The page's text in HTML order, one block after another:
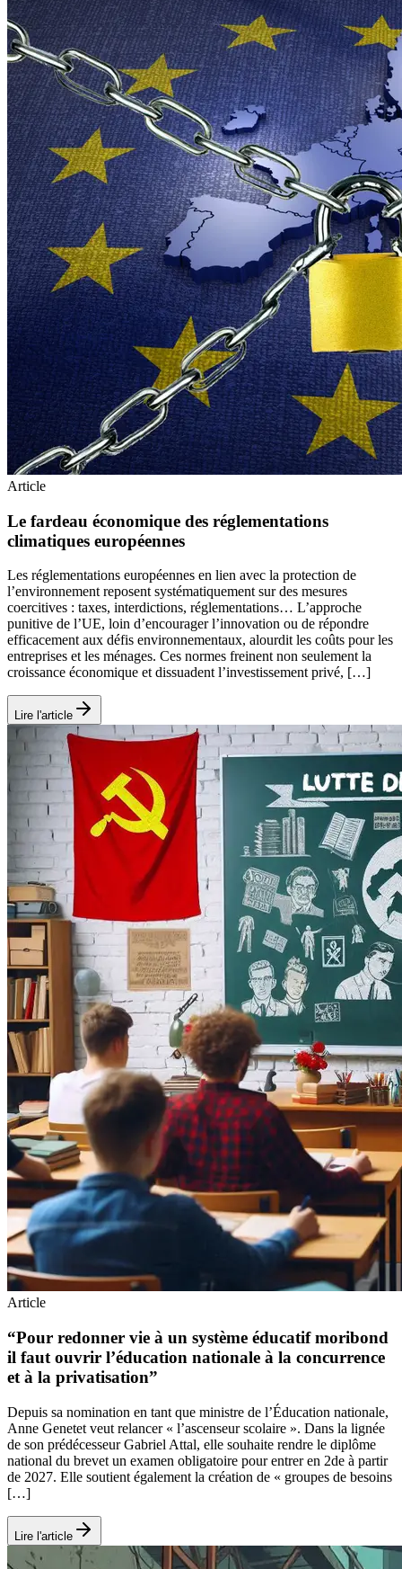
Article
Le fardeau économique des réglementations
climatiques européennes
Les réglementations européennes en lien avec la protection de
l’environnement reposent systématiquement sur des mesures
coercitives : taxes, interdictions, réglementations… L’approche
punitive de l’UE, loin d’encourager l’innovation ou de répondre
efficacement aux défis environnementaux, alourdit les coûts pour les
entreprises et les ménages. Ces normes freinent non seulement la
croissance économique et dissuadent l’investissement privé, […]
Lire l'article
Article
“Pour redonner vie à un système éducatif moribond
il faut ouvrir l’éducation nationale à la concurrence
et à la privatisation”
Depuis sa nomination en tant que ministre de l’Éducation nationale,
Anne Genetet veut relancer « l’ascenseur scolaire ». Dans la lignée
de son prédécesseur Gabriel Attal, elle souhaite rendre le diplôme
national du brevet un examen obligatoire pour entrer en 2de à partir
de 2027. Elle soutient également la création de « groupes de besoins
[…]
Lire l'article